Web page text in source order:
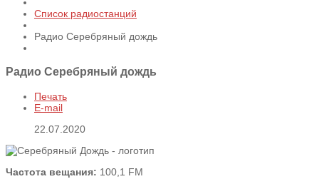
Список радиостанций
Радио Серебряный дождь
Радио Серебряный дождь
Печать
E-mail
22.07.2020
Частота вещания: 100,1 FM